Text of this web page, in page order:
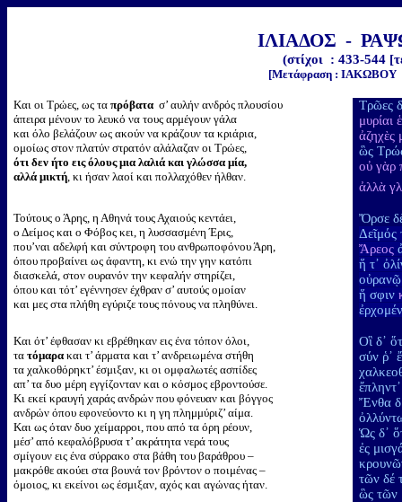
ΙΛΙΑΔΟΣ -
(στίχοι : 433-544
[Μετάφραση :
Και οι Τρώες, ως ταπρόβατα σ’ αυλήν ανδρός πλουσίου
άπειρα μένουν το λευκό να τους αρμέγουν γάλα
και όλο βελάζουν ως ακούν να κράζουν τα κριάρια,
ομοίως στον πλατύν στρατόν αλάλαζαν οι Τρώες,
ότι δεν ήτο εις όλους μια λαλιά και γλώσσα μία,
αλλά μικτή, κι ήσαν λαοί και πολλαχόθεν ήλθαν.
Τρῶες
μυρίαι
ἀζηχὲς
ὣς
οὐ γὰρ
ἀλλὰ
Τούτους ο Άρης, η Αθηνά τους Αχαιούς κεντάει,
ο Δείμος και ο Φόβος κει, η λυσσασμένη Έρις,
που’ναι αδελφή και σύντροφη του ανθρωποφόνου Άρη,
όπου προβαίνει ως άφαντη, κι ενώ την γην κατόπι
διασκελά, στον ουρανόν την κεφαλήν στηρίζει,
όπου και τότ’ εγέννησεν έχθραν σ’ αυτούς ομοίαν
και μες στα πλήθη εγύριζε τους πόνους να πληθύνει.
Ὄρσε
Δεῖμός
Ἄρεος
ἥ τ᾽
οὐρανῷ
ἥ σφιν
Και ότ’ έφθασαν κι εβρέθηκαν εις ένα τόπον όλοι,
τατόμαρα και τ’ άρματα και τ’ ανδρειωμένα στήθη
τα χαλκοθόρηκτ’ έσμιξαν, κι οι ομφαλωτές ασπίδες
απ’ τα δυο μέρη εγγίζονταν και ο κόσμος εβροντούσε.
Κι εκεί κραυγή χαράς ανδρών που φόνευαν και βόγγος
ανδρών όπου εφονεύοντο κι η γη πλημμύριζ’ αίμα.
Και ως όταν δυο χείμαρροι, που από τα όρη ρέουν,
μέσ’ από κεφαλόβρυσα τ’ ακράτητα νερά τους
σμίγουν εις ένα σύρρακο στα βάθη του βαράθρου –
μακρόθε ακούει στα βουνά τον βρόντον ο ποιμένας –
όμοιος, κι εκείνοι ως έσμιξαν, αχός και αγώνας ήταν.
Οἳ δ᾽
σύν ῥ᾽
Ἔνθα
Ὡς δ᾽
ἐς
τῶν δέ
ὣς τῶν